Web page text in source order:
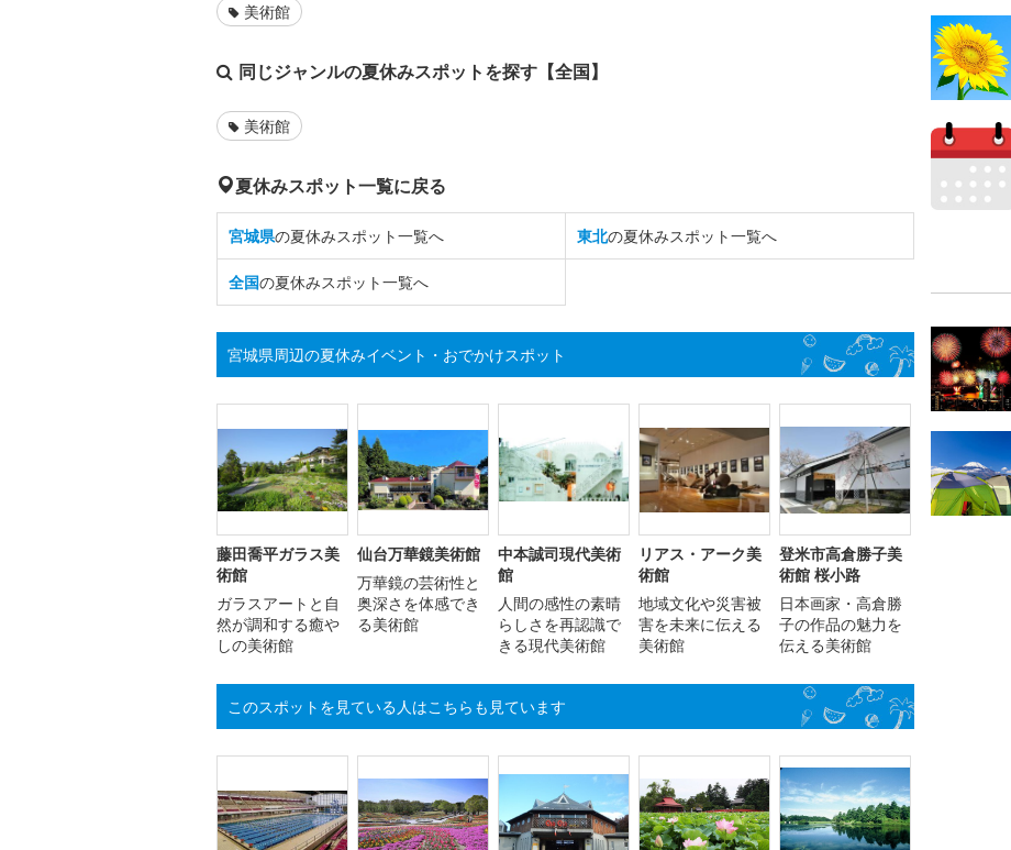
美術館
同じジャンルの夏休みスポットを探す【全国】
美術館
夏休みスポット一覧に戻る
宮城県の夏休みスポット一覧へ 東北の夏休みスポット一覧へ
全国の夏休みスポット一覧へ
宮城県周辺の夏休みイベント・おでかけスポット
藤田喬平ガラス美
術館
ガラスアートと自
然が調和する癒や
しの美術館
仙台万華鏡美術館
万華鏡の芸術性と
奥深さを体感でき
る美術館
中本誠司現代美術
館
人間の感性の素晴
らしさを再認識で
きる現代美術館
リアス・アーク美
術館
地域文化や災害被
害を未来に伝える
美術館
登米市高倉勝子美
術館 桜小路
日本画家・高倉勝
子の作品の魅力を
伝える美術館
このスポットを見ている人はこちらも見ています